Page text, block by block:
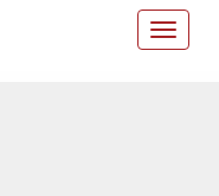
Toggle